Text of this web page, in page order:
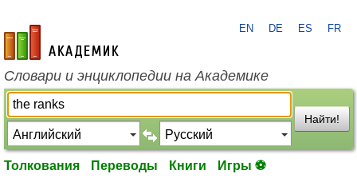
academic.ru
EN DE ES FR
Словари и энциклопедии на Академике
Найти!
Толкования Переводы Книги Игры ⚽